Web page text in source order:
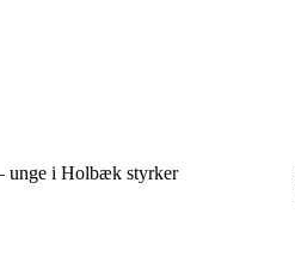
unge i Holbæk styrker